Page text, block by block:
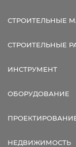
СТРОИТЕЛЬНЫЕ
СТРОИТЕЛЬНЫЕ
ИНСТРУМЕНТ
ОБОРУДОВАНИЕ
НЕДВИЖИМОСТЬ